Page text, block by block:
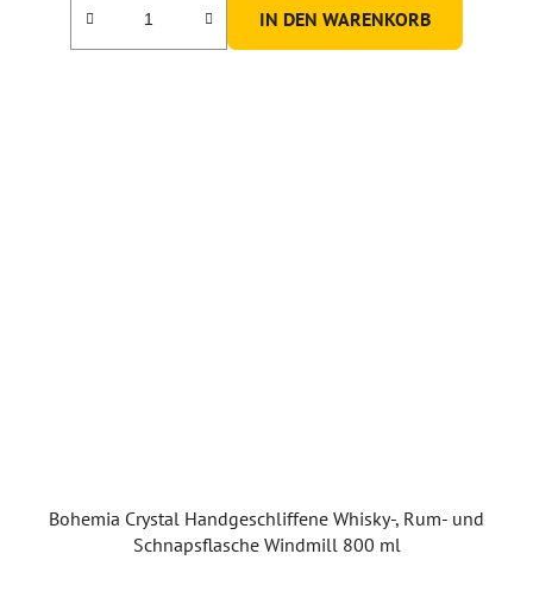
IN DEN WARENKORB
Bohemia Crystal Handgeschliffene Whisky-, Rum- und
Schnapsflasche Windmill 800 ml